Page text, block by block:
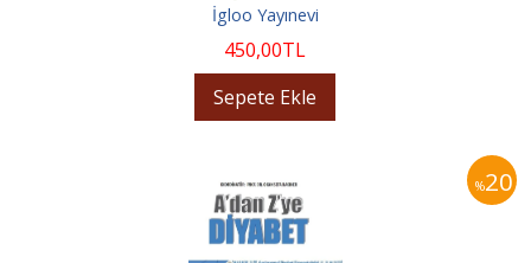
İgloo Yayınevi
450,00TL
Sepete Ekle
%20